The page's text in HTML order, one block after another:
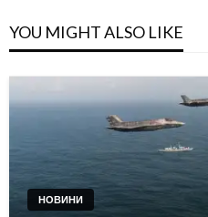
YOU MIGHT ALSO LIKE
НОВИНИ